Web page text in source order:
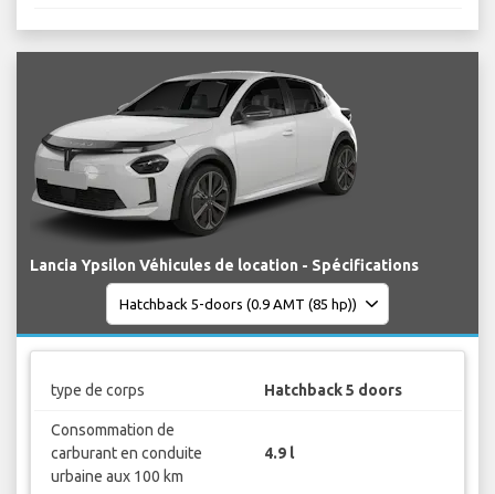
Lancia Ypsilon Véhicules de location - Spécifications
type de corps Hatchback 5 doors
Consommation de
carburant en conduite
urbaine aux 100 km
4.9 l